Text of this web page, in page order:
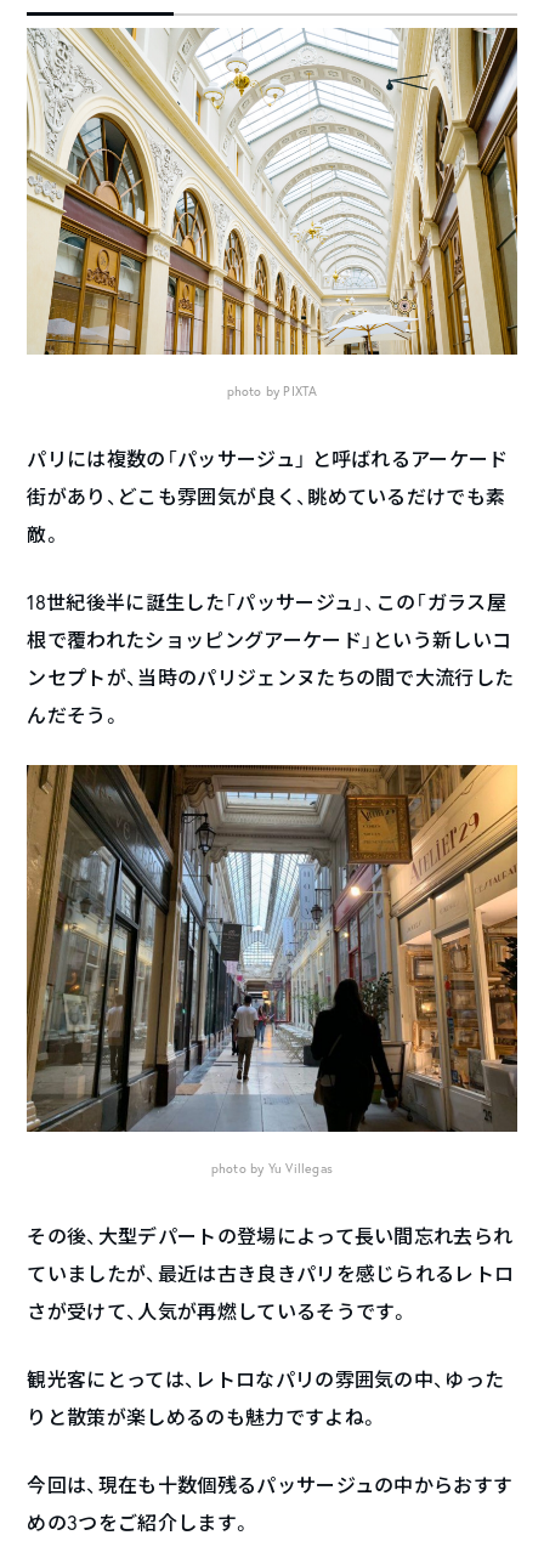
photo by PIXTA
パリには複数の「パッサージュ」 と呼ばれるアーケード
街があり、どこも雰囲気が良く、眺めているだけでも素
敵。
18世紀後半に誕生した「パッサージュ」、この「ガラス屋
根で覆われたショッピングアーケード」という新しいコ
ンセプトが、当時のパリジェンヌたちの間で大流行した
んだそう。
photo by Yu Villegas
その後、大型デパートの登場によって長い間忘れ去られ
ていましたが、最近は古き良きパリを感じられるレトロ
さが受けて、人気が再燃しているそうです。
観光客にとっては、レトロなパリの雰囲気の中、ゆった
りと散策が楽しめるのも魅力ですよね。
今回は、現在も十数個残るパッサージュの中からおすす
めの3つをご紹介します。